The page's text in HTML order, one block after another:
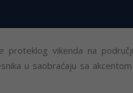
proteklog vikenda na
u saobraćaju sa